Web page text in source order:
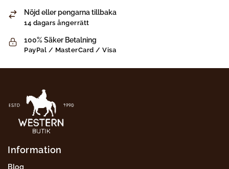
Nöjd eller pengarna tillbaka
14 dagars ångerrätt
100% Säker Betalning
PayPal / MasterCard / Visa
Information
Blog